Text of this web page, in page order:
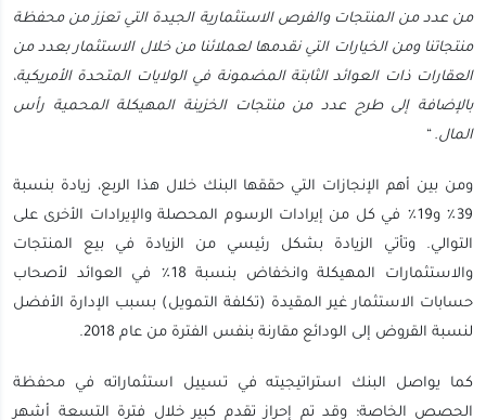
من عدد من المنتجات والفرص الاستثمارية الجيدة التي تعزز من محفظة
منتجاتنا ومن الخيارات التي نقدمها لعملائنا من خلال الاستثمار بعدد من
العقارات ذات العوائد الثابتة المضمونة في الولايات المتحدة الأمريكية،
بالإضافة إلى طرح عدد من منتجات الخزينة المهيكلة المحمية رأس
المال. “
ومن بين أهم الإنجازات التي حققها البنك خلال هذا الربع، زيادة بنسبة
39٪ و19٪ في كل من إيرادات الرسوم المحصلة والإيرادات الأخرى على
التوالي. وتأتي الزيادة بشكل رئيسي من الزيادة في بيع المنتجات
والاستثمارات المهيكلة وانخفاض بنسبة 18٪ في العوائد لأصحاب
حسابات الاستثمار غير المقيدة (تكلفة التمويل) بسبب الإدارة الأفضل
لنسبة القروض إلى الودائع مقارنة بنفس الفترة من عام 2018.
كما يواصل البنك استراتيجيته في تسييل استثماراته في محفظة
الحصص الخاصة؛ وقد تم إحراز تقدم كبير خلال فترة التسعة أشهر